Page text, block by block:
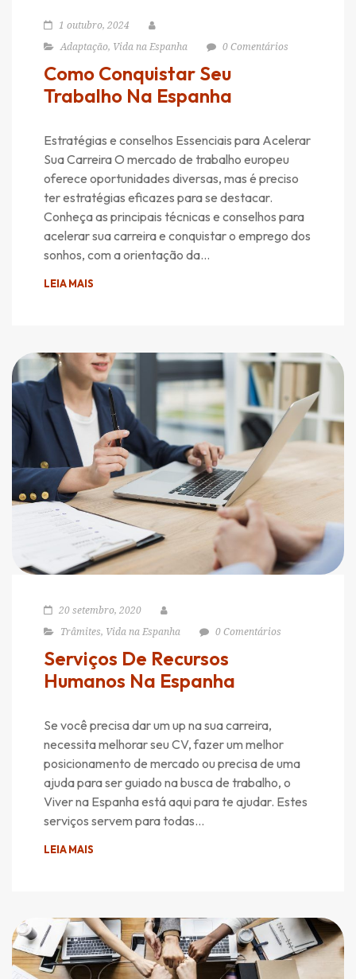
1 outubro, 2024
Adaptação, Vida na Espanha 0 Comentários
Como Conquistar Seu
Trabalho Na Espanha
Estratégias e conselhos Essenciais para Acelerar
Sua Carreira O mercado de trabalho europeu
oferece oportunidades diversas, mas é preciso
ter estratégias eficazes para se destacar.
Conheça as principais técnicas e conselhos para
acelerar sua carreira e conquistar o emprego dos
sonhos, com a orientação da…
LEIA MAIS
20 setembro, 2020
Trâmites, Vida na Espanha 0 Comentários
Serviços De Recursos
Humanos Na Espanha
Se você precisa dar um up na sua carreira,
necessita melhorar seu CV, fazer um melhor
posicionamento de mercado ou precisa de uma
ajuda para ser guiado na busca de trabalho, o
Viver na Espanha está aqui para te ajudar. Estes
serviços servem para todas…
LEIA MAIS